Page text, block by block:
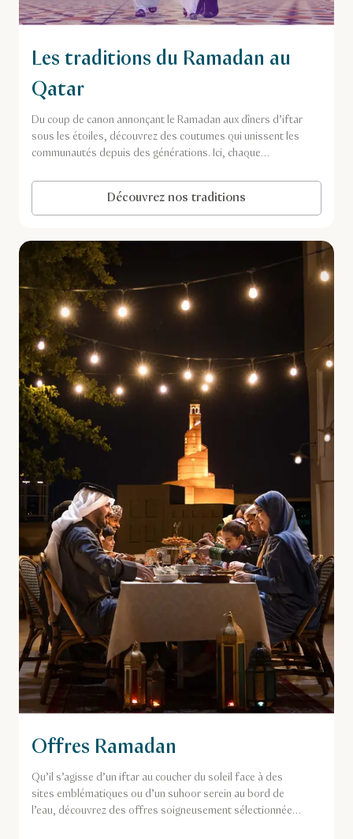
Les traditions du Ramadan au
Qatar
Du coup de canon annonçant le Ramadan aux dîners d’iftar
sous les étoiles, découvrez des coutumes qui unissent les
communautés depuis des générations. Ici, chaque
rencontre résonne comme des retrouvailles.
Découvrez nos traditions
Offres Ramadan
Qu’il s’agisse d’un iftar au coucher du soleil face à des
sites emblématiques ou d’un suhoor serein au bord de
l’eau, découvrez des offres soigneusement sélectionnées